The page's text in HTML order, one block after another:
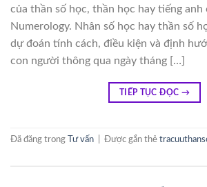
của thần số học, thần học hay tiếng anh
Numerology. Nhân số học hay thần số
dự đoán tính cách, điều kiện và định
con người thông qua ngày tháng […]
TIẾP TỤC ĐỌC →
Đã đăng trong Tư vấn Được gắn thẻ